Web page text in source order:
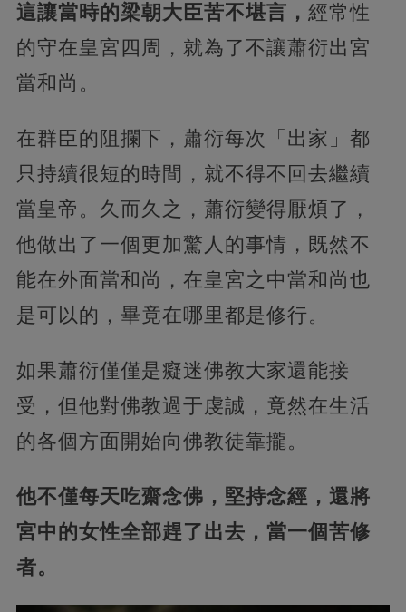
這讓當時的梁朝大臣苦不堪言， 經常性
的守在皇宮四周，就為了不讓蕭衍出宮
當和尚。
在群臣的阻攔下，蕭衍每次「出家」都
只持續很短的時間，就不得不回去繼續
當皇帝。久而久之，蕭衍變得厭煩了，
他做出了一個更加驚人的事情，既然不
能在外面當和尚，在皇宮之中當和尚也
是可以的，畢竟在哪里都是修行。
如果蕭衍僅僅是癡迷佛教大家還能接
受，但他對佛教過于虔誠，竟然在生活
的各個方面開始向佛教徒靠攏。
他不僅每天吃齋念佛，堅持念經，還將
宮中的女性全部趕了出去，當一個苦修
者。